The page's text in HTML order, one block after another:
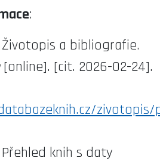
:
Životopis a bibliografie.
[online]. [cit. 2026-02-24].
Přehled knih s daty